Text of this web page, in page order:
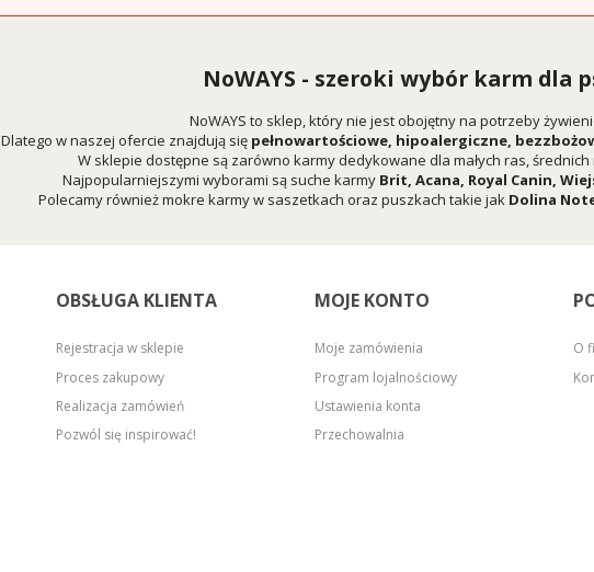
NoWAYS - szeroki wybór karm dla
NoWAYS to sklep, który nie jest obojętny na potrzeby
Dlatego w naszej ofercie znajdują się pełnowartościowe, hipoalergiczne,
W sklepie dostępne są zarówno karmy dedykowane dla małych ras,
Najpopularniejszymi wyborami są suche karmy Brit, Acana, Royal Canin,
Polecamy również mokre karmy w saszetkach oraz puszkach takie jak Dolina
OBSŁUGA KLIENTA
Rejestracja w sklepie
Proces zakupowy
Realizacja zamówień
Pozwól się inspirować!
MOJE KONTO
Moje zamówienia
Program lojalnościowy
Ustawienia konta
Przechowalnia
O